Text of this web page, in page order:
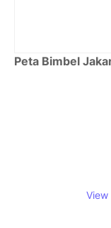
Peta Bimbel
View